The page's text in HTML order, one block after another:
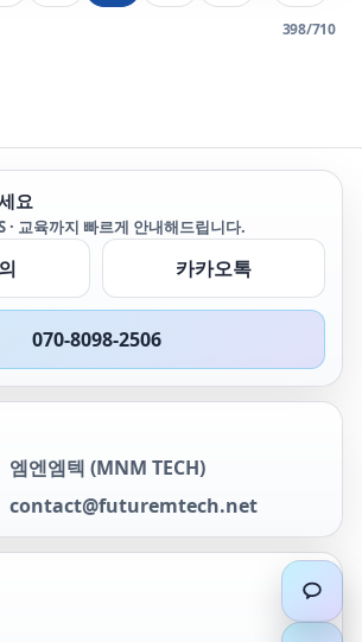
디스플
을 시각
398/710
요
· 교육까지 빠르게 안내해드립니다.
카카오톡
070-8098-2506
엠엔엠텍 (MNM TECH)
contact@futuremtech.net